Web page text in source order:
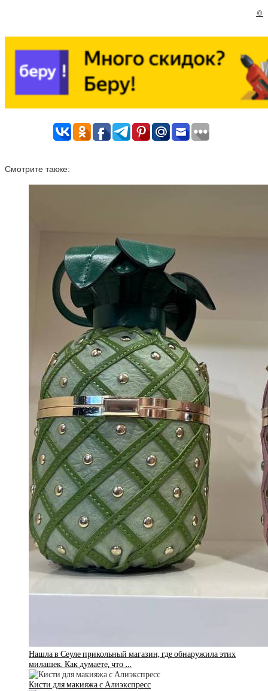
©
Смотрите также:
Нашла в Сеуле прикольный магазин, где обнаружила этих
милашек. Как думаете, что …
Кисти для макияжа с Алиэкспресс